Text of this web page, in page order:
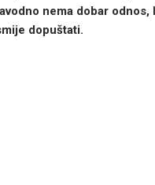
nema dobar
dopuštati.